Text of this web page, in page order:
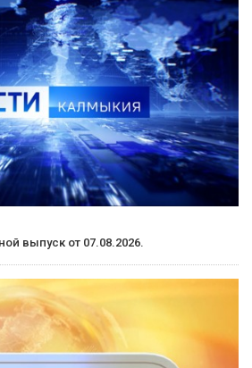
выпуск от 07.08.2026.